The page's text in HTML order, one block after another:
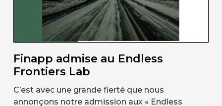
Finapp admise au Endless
Frontiers Lab
C’est avec une grande fierté que nous
annonçons notre admission aux « Endless